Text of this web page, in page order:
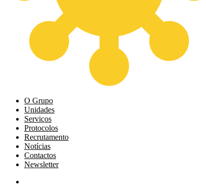
O Grupo
Unidades
Serviços
Protocolos
Recrutamento
Notícias
Contactos
Newsletter